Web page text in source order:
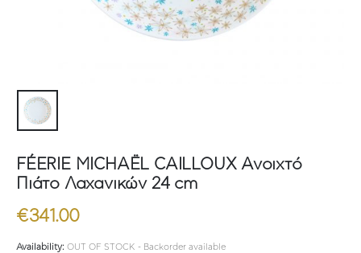
FÉERIE MICHAËL CAILLOUX Ανοιχτό
Πιάτο Λαχανικών 24 cm
€341.00
Availability: OUT OF STOCK - Backorder available